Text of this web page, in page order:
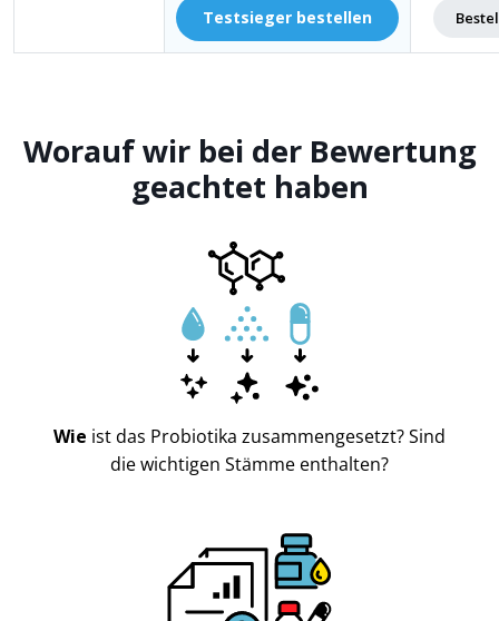
Testsieger bestellen
Worauf wir bei der Bewertung
geachtet haben
Wie ist das Probiotika zusammengesetzt? Sind
die wichtigen Stämme enthalten?